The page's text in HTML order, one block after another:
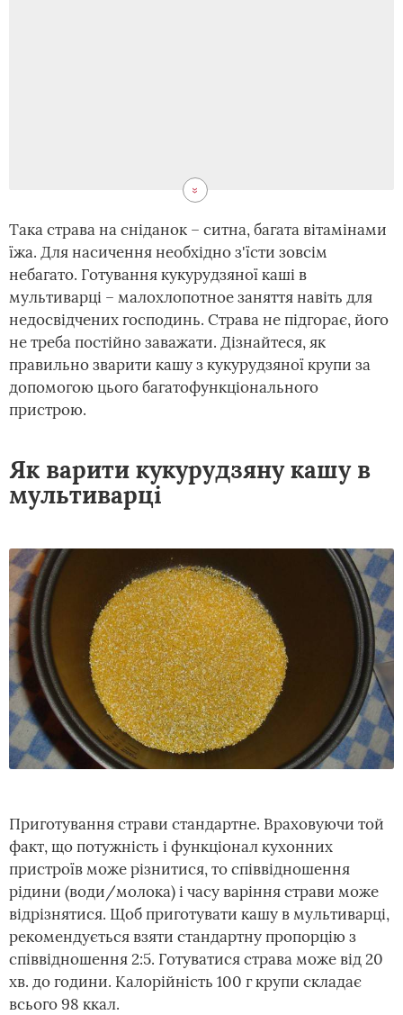
Така страва на сніданок – ситна, багата вітамінами
їжа. Для насичення необхідно з'їсти зовсім
небагато. Готування кукурудзяної каші в
мультиварці – малохлопотное заняття навіть для
недосвідчених господинь. Страва не підгорає, його
не треба постійно заважати. Дізнайтеся, як
правильно зварити кашу з кукурудзяної крупи за
допомогою цього багатофункціонального
пристрою.
Як варити кукурудзяну кашу в
мультиварці
Приготування страви стандартне. Враховуючи той
факт, що потужність і функціонал кухонних
пристроїв може різнитися, то співвідношення
рідини (води/молока) і часу варіння страви може
відрізнятися. Щоб приготувати кашу в мультиварці,
рекомендується взяти стандартну пропорцію з
співвідношення 2:5. Готуватися страва може від 20
хв. до години. Калорійність 100 г крупи складає
всього 98 ккал.